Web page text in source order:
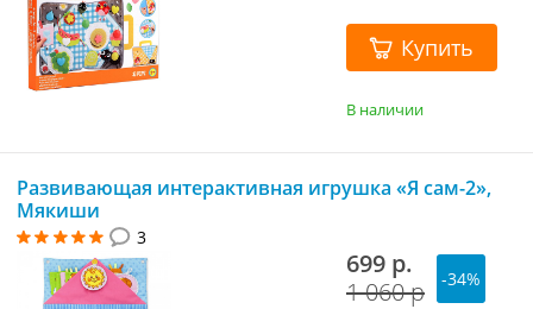
Купить
В наличии
Развивающая интерактивная игрушка «Я сам-2»,
Мякиши
3
699 р.
1 060 р
-34%